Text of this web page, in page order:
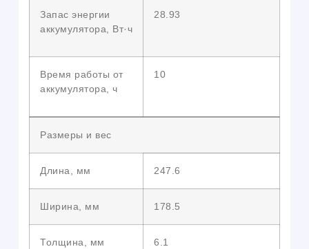
Запас энергии
аккумулятора, Вт·ч
28.93
Время работы от
аккумулятора, ч
10
Размеры и вес
Длина, мм 247.6
Ширина, мм 178.5
Толщина, мм 6.1